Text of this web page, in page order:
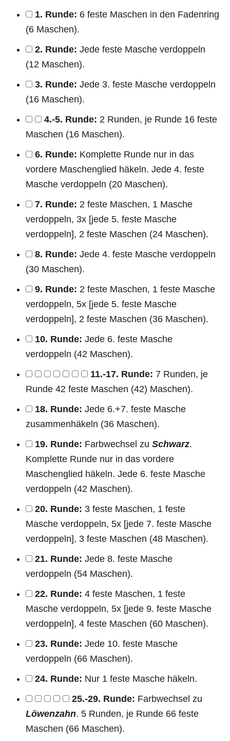
1. Runde: 6 feste Maschen in den Fadenring
(6 Maschen).
2. Runde: Jede feste Masche verdoppeln
(12 Maschen).
3. Runde: Jede 3. feste Masche verdoppeln
(16 Maschen).
4.-5. Runde: 2 Runden, je Runde 16 feste
Maschen (16 Maschen).
6. Runde: Komplette Runde nur in das
vordere Maschenglied häkeln. Jede 4. feste
Masche verdoppeln (20 Maschen).
7. Runde: 2 feste Maschen, 1 Masche
verdoppeln, 3x [jede 5. feste Masche
verdoppeln], 2 feste Maschen (24 Maschen).
8. Runde: Jede 4. feste Masche verdoppeln
(30 Maschen).
9. Runde: 2 feste Maschen, 1 feste Masche
verdoppeln, 5x [jede 5. feste Masche
verdoppeln], 2 feste Maschen (36 Maschen).
10. Runde: Jede 6. feste Masche
verdoppeln (42 Maschen).
11.-17. Runde: 7 Runden, je
Runde 42 feste Maschen (42) Maschen).
18. Runde: Jede 6.+7. feste Masche
zusammenhäkeln (36 Maschen).
19. Runde: Farbwechsel zu Schwarz.
Komplette Runde nur in das vordere
Maschenglied häkeln. Jede 6. feste Masche
verdoppeln (42 Maschen).
20. Runde: 3 feste Maschen, 1 feste
Masche verdoppeln, 5x [jede 7. feste Masche
verdoppeln], 3 feste Maschen (48 Maschen).
21. Runde: Jede 8. feste Masche
verdoppeln (54 Maschen).
22. Runde: 4 feste Maschen, 1 feste
Masche verdoppeln, 5x [jede 9. feste Masche
verdoppeln], 4 feste Maschen (60 Maschen).
23. Runde: Jede 10. feste Masche
verdoppeln (66 Maschen).
24. Runde: Nur 1 feste Masche häkeln.
25.-29. Runde: Farbwechsel zu
Löwenzahn. 5 Runden, je Runde 66 feste
Maschen (66 Maschen).